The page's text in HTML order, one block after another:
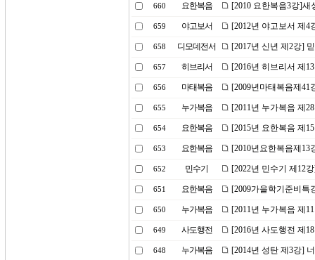
660 요한복음 [2010 요한복음3강]새
659 야고보서 [2012년 야고보서 제4
658 디모데전서 [2017년 신년 제2강]
657 히브리서 [2016년 히브리서 제
656 마태복음 [2009년마태복음제
655 누가복음 [2011년 누가복음 제
654 요한복음 [2015년 요한복음 제
653 요한복음 [2010년요한복음제13
652 민수기 [2022년 민수기 제12
651 요한복음 [2009가을학기준비특
650 누가복음 [2011년 누가복음 제
649 사도행전 [2016년 사도행전 제
648 누가복음 [2014년 성탄 제3강]